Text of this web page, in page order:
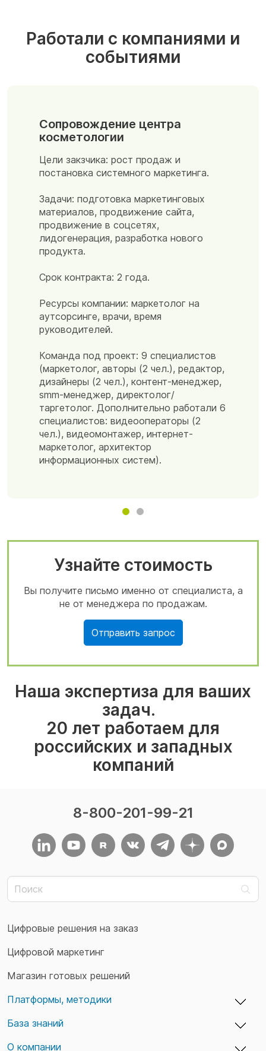
Работали с компаниями и
событиями
Сопровождение центра
косметологии
Цели закзчика: рост продаж и
постановка системного маркетинга.
Задачи: подготовка маркетинговых
материалов, продвижение сайта,
продвижение в соцсетях,
лидогенерация, разработка нового
продукта.
Срок контракта: 2 года.
Ресурсы компании: маркетолог на
аутсорсинге, врачи, время
руководителей.
Команда под проект: 9 специалистов
(маркетолог, авторы (2 чел.), редактор,
дизайнеры (2 чел.), контент-менеджер,
smm-менеджер, директолог/
таргетолог. Дополнительно работали 6
специалистов: видеооператоры (2
чел.), видеомонтажер, интернет-
маркетолог, архитектор
информационных систем).
отельеров Сибири
Информационное и маркетинговое
сопровождение мероприятия.
Цели: маркетинг, генерация трафика, PR и
узнаваемость события.
Задачи: подготовка материалов, продвижение
сайта, продвижение в соцсетях, рассылки
Срок контракта: 7 недель
Ресурсы компании: время руководителей, сбор
стиль, дизайн.
Команда под проект: 5 специалистов.
Узнайте стоимость
Вы получите письмо именно от специалиста, а
не от менеджера по продажам.
Отправить запрос
Наша экспертиза для ваших
задач.
20 лет работаем для
российских и западных
компаний
8-800-201-99-21
Цифровые решения на заказ
Цифровой маркетинг
Магазин готовых решений
Платформы, методики
adxCMS — бизнес-платформы и сайты
TaskTracker — учет времени и задач
База знаний
Кейсы
О компании